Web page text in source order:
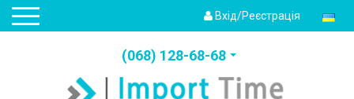
Вхід/Реєстрація
(‎068) 128-68-68